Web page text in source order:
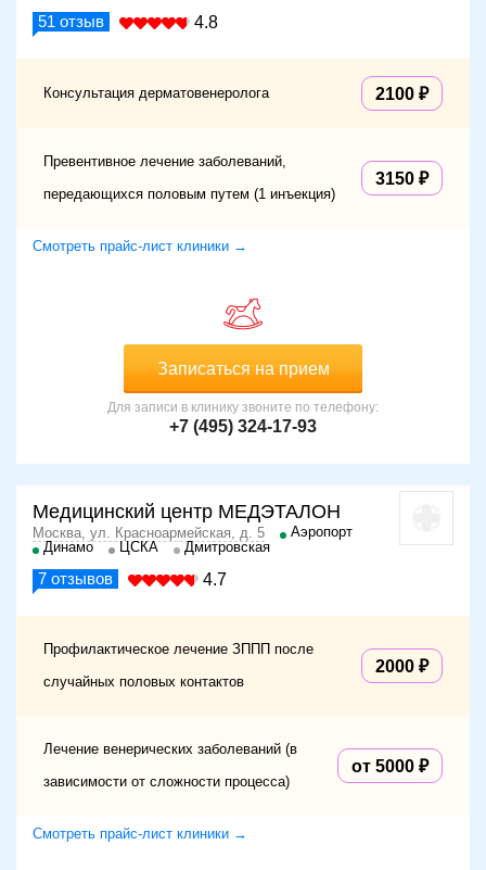
51 отзыв 4.8
Консультация дерматовенеролога 2100
Превентивное лечение заболеваний,
передающихся половым путем (1 инъекция)
3150
Смотреть прайс-лист клиники →
Записаться на прием
Для записи в клинику звоните по телефону:
+7 (495) 324-17-93
Медицинский центр МЕДЭТАЛОН
Москва, ул. Красноармейская, д. 5
Аэропорт
Динамо
ЦСКА Дмитровская
7 отзывов 4.7
Профилактическое лечение ЗППП после
случайных половых контактов
2000
Лечение венерических заболеваний (в
зависимости от сложности процесса)
от 5000
Смотреть прайс-лист клиники →